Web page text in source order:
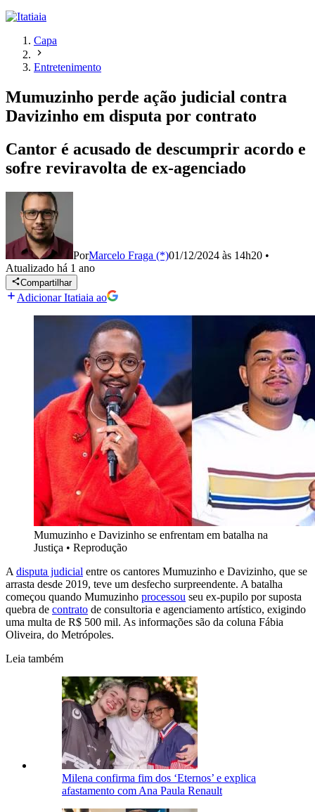
Capa
Entretenimento
Mumuzinho perde ação judicial contra
Davizinho em disputa por contrato
Cantor é acusado de descumprir acordo e
sofre reviravolta de ex-agenciado
PorMarcelo Fraga (*)01/12/2024 às 14h20 •
Atualizado há 1 ano
Compartilhar
Adicionar Itatiaia ao
Mumuzinho e Davizinho se enfrentam em batalha na
Justiça • Reprodução
A disputa judicial entre os cantores Mumuzinho e Davizinho, que se
arrasta desde 2019, teve um desfecho surpreendente. A batalha
começou quando Mumuzinho processou seu ex-pupilo por suposta
quebra de contrato de consultoria e agenciamento artístico, exigindo
uma multa de R$ 500 mil. As informações são da coluna Fábia
Oliveira, do Metrópoles.
Leia também
Milena confirma fim dos ‘Eternos’ e explica
afastamento com Ana Paula Renault